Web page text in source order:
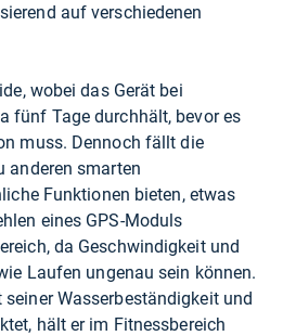
auf verschiedenen
wobei das Gerät bei
fünf Tage durchhält, bevor es
muss. Dennoch fällt die
anderen smarten
Funktionen bieten, etwas
eines GPS-Moduls
da Geschwindigkeit und
Laufen ungenau sein können.
Wasserbeständigkeit und
hält er im Fitnessbereich